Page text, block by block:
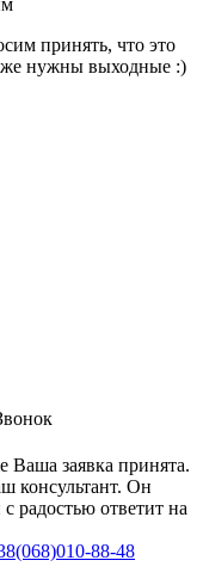
принять, что это
нужны выходные :)
Ваша заявка принята.
консультант. Он
радостью ответит на
88-48